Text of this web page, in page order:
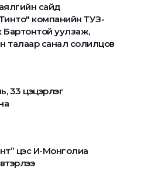
сайд
компанийн ТУЗ-
уулзаж,
талаар санал солилцов
33 цэцэрлэг
цэс И-Монголиа